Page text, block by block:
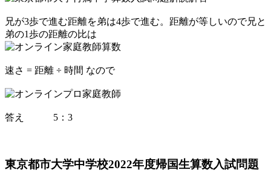
兄が3歩で進む距離を弟は4歩で進む。距離が等しいので兄と
弟の1歩の距離の比は
速さ = 距離 ÷ 時間 なので
答え 5：3
東京都市大学中学校2022年度帰国生算数入試問題